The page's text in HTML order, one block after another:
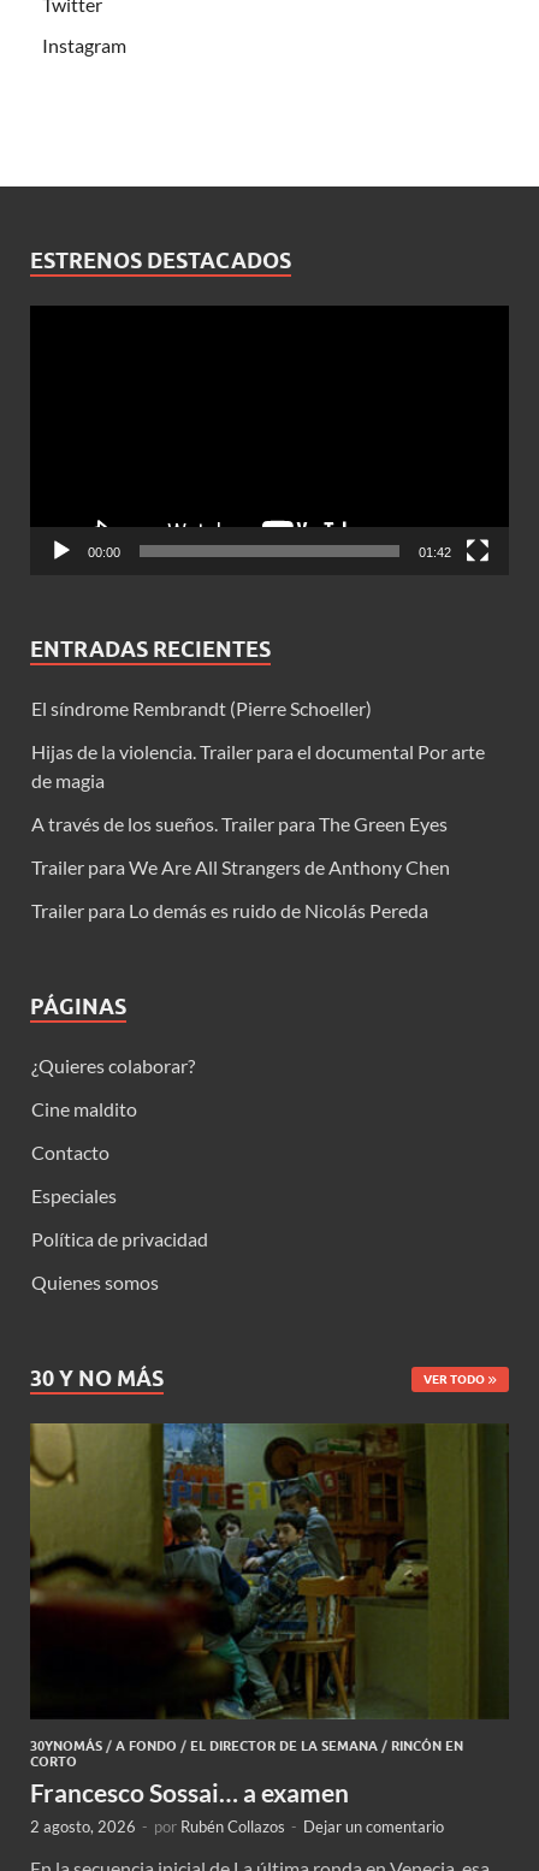
Instagram
ESTRENOS DESTACADOS
00:00 01:42
ENTRADAS RECIENTES
El síndrome Rembrandt (Pierre Schoeller)
Hijas de la violencia. Trailer para el documental Por arte
de magia
A través de los sueños. Trailer para The Green Eyes
Trailer para We Are All Strangers de Anthony Chen
Trailer para Lo demás es ruido de Nicolás Pereda
PÁGINAS
¿Quieres colaborar?
Cine maldito
Contacto
Especiales
Política de privacidad
Quienes somos
30 Y NO MÁS VER TODO
30YNOMÁS / A FONDO / EL DIRECTOR DE LA SEMANA / RINCÓN EN
CORTO
Francesco Sossai… a examen
2 agosto, 2026 - por Rubén Collazos - Dejar un comentario